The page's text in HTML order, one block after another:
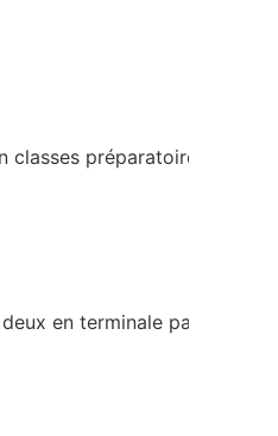
préparatoires.
en terminale parmi les